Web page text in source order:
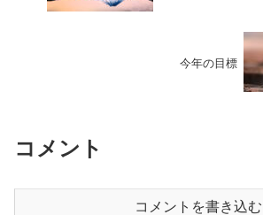
今年の目標
コメント
コメントを書き込む